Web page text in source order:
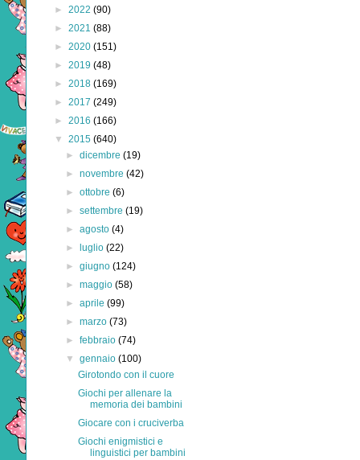
► 2022 (90)
► 2021 (88)
► 2020 (151)
► 2019 (48)
► 2018 (169)
► 2017 (249)
► 2016 (166)
▼ 2015 (640)
►dicembre(19)
►novembre(42)
►ottobre(6)
►settembre(19)
►agosto(4)
►
luglio(22)
►giugno(124)
►maggio(58)
►aprile(99)
►marzo(73)
►febbraio(74)
▼gennaio(100)
Girotondo con il cuore
Giochi per allenare la
memoria dei bambini
Giocare con i cruciverba
Giochi enigmistici e
linguistici per bambini